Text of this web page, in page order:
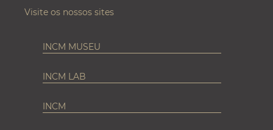
Visite os nossos sites
INCM MUSEU
INCM LAB
INCM